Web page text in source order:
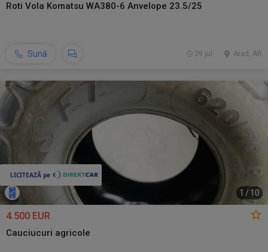
Roti Vola Komatsu WA380-6 Anvelope 23.5/25
Sună Arad, AR
29 jul.
1 / 10
4.500 EUR
Cauciucuri agricole